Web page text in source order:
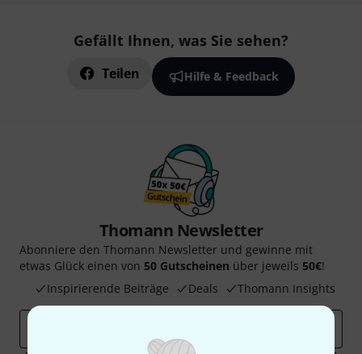
Gefällt Ihnen, was Sie sehen?
Teilen Hilfe & Feedback
Thomann Newsletter
Abonniere den Thomann Newsletter und gewinne mit
etwas Glück einen von 50 Gutscheinen über jeweils 50€!
Inspirierende Beiträge
Deals Thomann Insights